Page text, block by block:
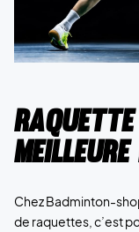
Chez Badminton-
de raquettes, c’est